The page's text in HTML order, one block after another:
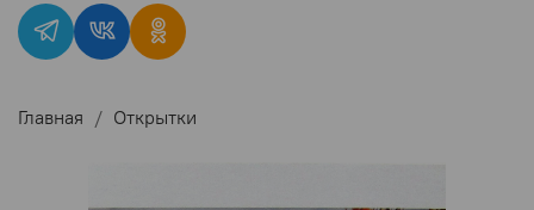
Главная Открытки